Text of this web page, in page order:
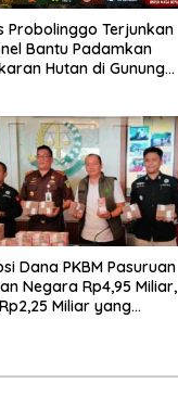
Probolinggo Terjunkan
Bantu Padamkan
Hutan di Gunung
Dana PKBM Pasuruan
Negara Rp4,95 Miliar,
Miliar yang